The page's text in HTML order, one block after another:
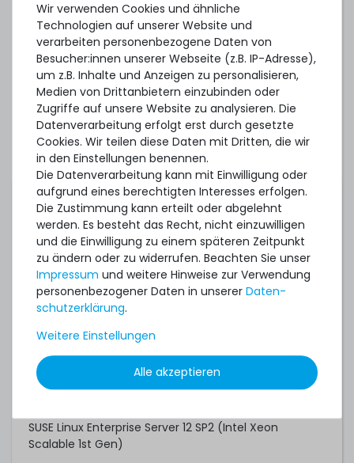
Oracle Linux/UEK 7.4 (Intel Xeon Scalable 1st Gen)
Oracle Linux/UEK 7.6 (Intel Xeon Scalable 2nd Gen)
Oracle Linux/UEK 8.6
Oracle VM 3.4.4 (Intel Xeon Scalable 1st Gen)
Oracle VM 3.4.6 (Intel Xeon Scalable 2nd Gen)
Proxmox VE 7.4
Proxmox Backup Server 3.1
Red Hat Enterprise Linux 6.9 (Intel Xeon Scalable 1st
Gen)
Red Hat Enterprise Linux 7.3 (Intel Xeon Scalable 1st
Gen)
Red Hat Enterprise Linux 7.6 (Intel Xeon Scalable 2nd
Gen)
Red Hat Enterprise Linux 8.0
Red Hat Enterprise Linux 9.0
SUSE Linux Enterprise Server 12 SP2 (Intel Xeon
Scalable 1st Gen)
Wir verwenden Cookies und ähnliche
Technologien auf unserer Website und
verarbeiten personenbezogene Daten von
Besucher:innen unserer Webseite (z.B. IP-Adresse),
um z.B. Inhalte und Anzeigen zu personalisieren,
Medien von Drittanbietern einzubinden oder
Zugriffe auf unsere Website zu analysieren. Die
Datenverarbeitung erfolgt erst durch gesetzte
Cookies. Wir teilen diese Daten mit Dritten, die wir
in den Einstellungen benennen.
Die Datenverarbeitung kann mit Einwilligung oder
aufgrund eines berechtigten Interesses erfolgen.
Die Zustimmung kann erteilt oder abgelehnt
werden. Es besteht das Recht, nicht einzuwilligen
und die Einwilligung zu einem späteren Zeitpunkt
zu ändern oder zu widerrufen. Beachten Sie unser
Impressum und weitere Hinweise zur Verwendung
personenbezogener Daten in unserer Daten­
schutz­erklärung.
Weitere Einstellungen
Alle akzeptieren